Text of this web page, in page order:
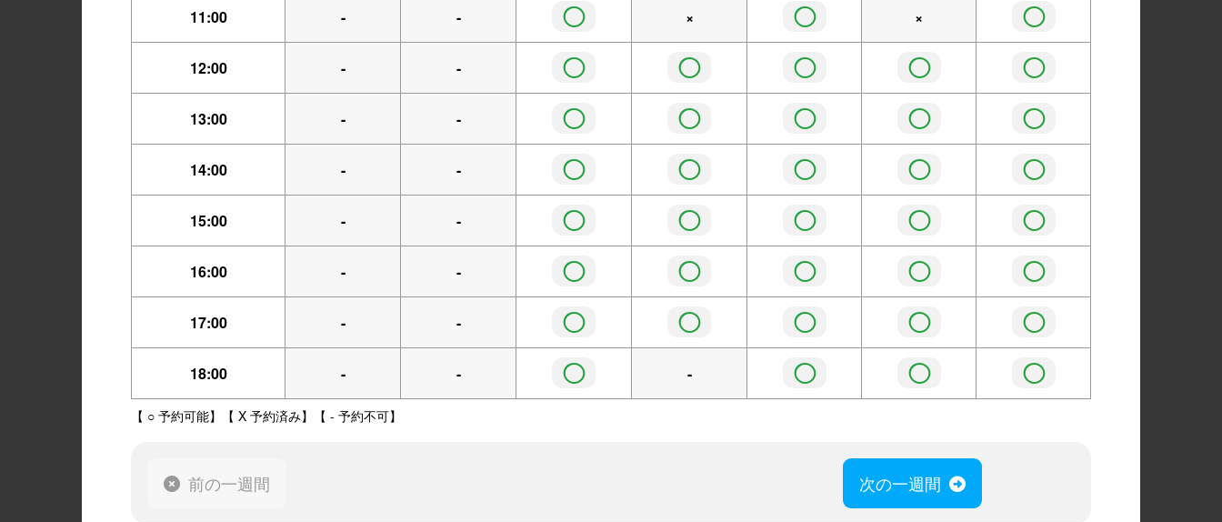
11:00 - - ◯ × ◯ × ◯
12:00 - - ◯ ◯ ◯ ◯ ◯
13:00 - - ◯ ◯ ◯ ◯ ◯
14:00 - - ◯ ◯ ◯ ◯ ◯
15:00 - - ◯ ◯ ◯ ◯ ◯
16:00 - - ◯ ◯ ◯ ◯ ◯
17:00 - - ◯ ◯ ◯ ◯ ◯
18:00 - - ◯ - ◯ ◯ ◯
【 ○ 予約可能】【 X 予約済み】【 - 予約不可】
前の一週間 次の一週間